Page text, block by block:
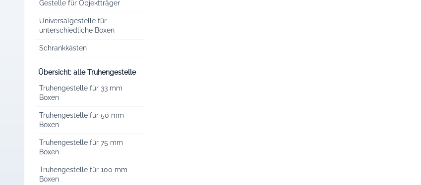
Gestelle für Objektträger
Universalgestelle für
unterschiedliche Boxen
Schrankkästen
Übersicht: alle Truhengestelle
Truhengestelle für 33 mm
Boxen
Truhengestelle für 50 mm
Boxen
Truhengestelle für 75 mm
Boxen
Truhengestelle für 100 mm
Boxen